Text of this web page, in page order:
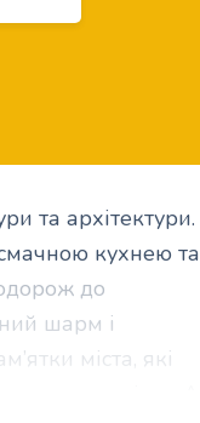
та архітектури.
кухнею та
до
шарм і
міста, які